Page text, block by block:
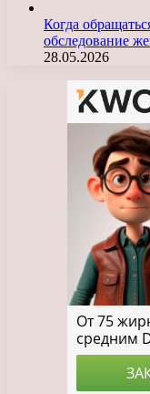
Когда
обследование
28.05.2026